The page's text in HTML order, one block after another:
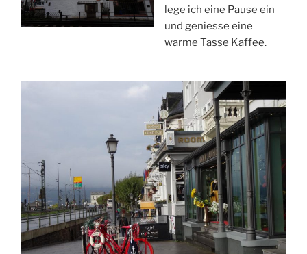
lege ich eine Pause ein
und geniesse eine
warme Tasse Kaffee.